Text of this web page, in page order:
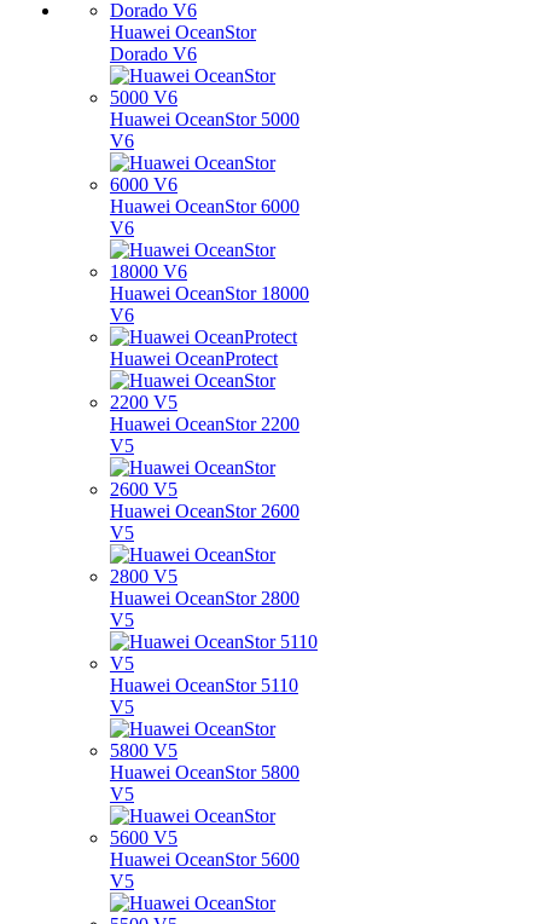
Huawei OceanStor
Dorado V6
Huawei OceanStor 5000
V6
Huawei OceanStor 6000
V6
Huawei OceanStor 18000
V6
Huawei OceanProtect
Huawei OceanStor 2200
V5
Huawei OceanStor 2600
V5
Huawei OceanStor 2800
V5
Huawei OceanStor 5110
V5
Huawei OceanStor 5800
V5
Huawei OceanStor 5600
V5